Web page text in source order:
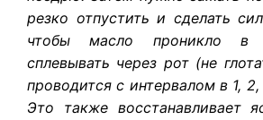
резко отпустить и сделать
чтобы масло проникло в
сплевывать через рот (не
проводится с интервалом в 1,
Это также восстанавливает